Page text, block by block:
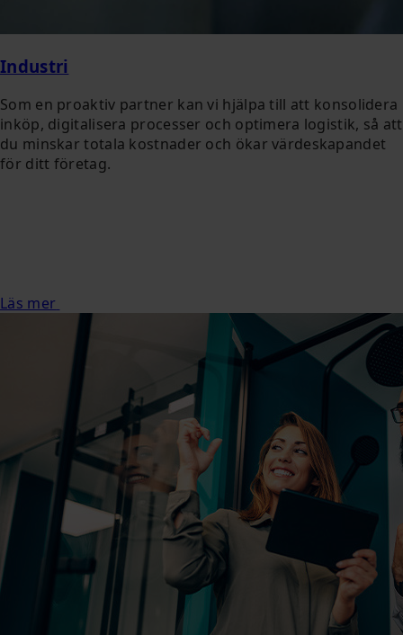
Industri
Som en proaktiv partner kan vi hjälpa till att konsolidera
inköp, digitalisera processer och optimera logistik, så att
du minskar totala kostnader och ökar värdeskapandet
för ditt företag.
Läs mer